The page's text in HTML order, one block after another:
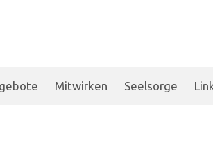
Mitwirken Seelsorge